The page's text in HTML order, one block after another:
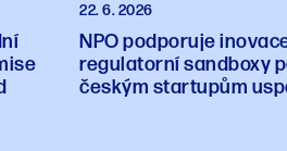
22. 6. 2026
NPO podporuje
regulatorní sandboxy
českým startupům